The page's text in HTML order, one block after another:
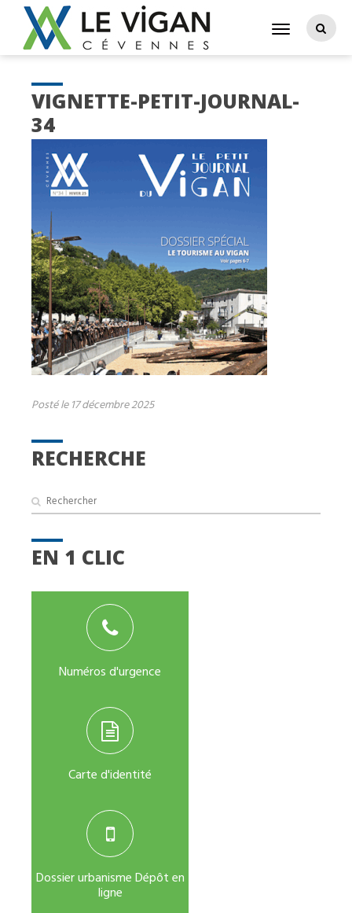
RECHERCHE
EN 1 CLIC
Numéros d'urgence
Carte d'identité
Dossier urbanisme Dépôt en
ligne
VIGNETTE-PETIT-JOURNAL-
34
Posté le 17 décembre 2025